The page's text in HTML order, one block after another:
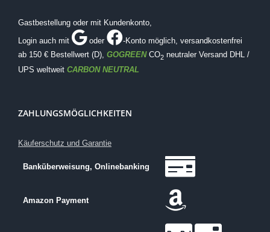
Gastbestellung oder mit Kundenkonto,
Login auch mit
oder -Konto möglich , versandkostenfrei
ab 150 € Bestellwert (D), GOGREENCO2 neutraler Versand DHL /
UPS weltweit CARBON NEUTRAL
ZAHLUNGSMÖGLICHKEITEN
Käuferschutz und Garantie
Banküberweisung, Onlinebanking
Amazon Payment